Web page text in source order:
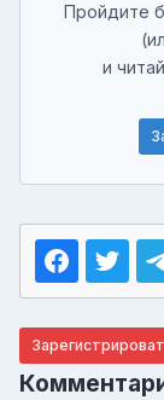
Пройдите
и